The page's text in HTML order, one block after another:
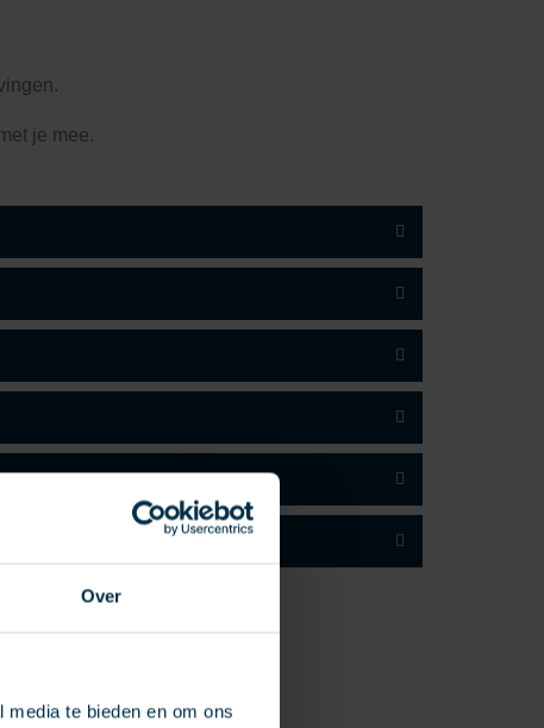
Over
te bieden en om ons
je mee.